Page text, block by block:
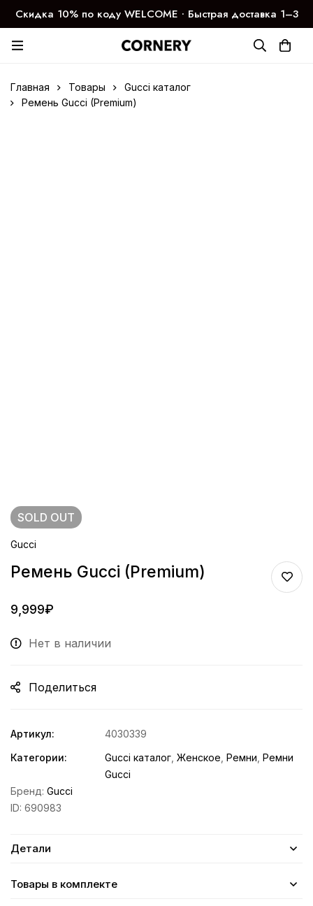
Скидка 10% по коду WELCOME ∙ Быстрая доставка 1–3
дня
Главная Товары
Gucci каталог
Ремень Gucci (Premium)
SOLD OUT
Gucci
Ремень Gucci (Premium)
9,999₽
Нет в наличии
Поделиться
Артикул:
4030339
Категории:
Gucci каталог Женское Ремни Ремни
Gucci
Бренд: Gucci
ID: 690983
Детали
Товары в комплекте